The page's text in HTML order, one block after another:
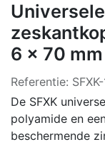
6 x 70
Referentie:
De SFXK
polyamide en
beschermende